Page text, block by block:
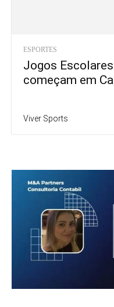
ESPORTES
Jogos
começam em
Viver Sports